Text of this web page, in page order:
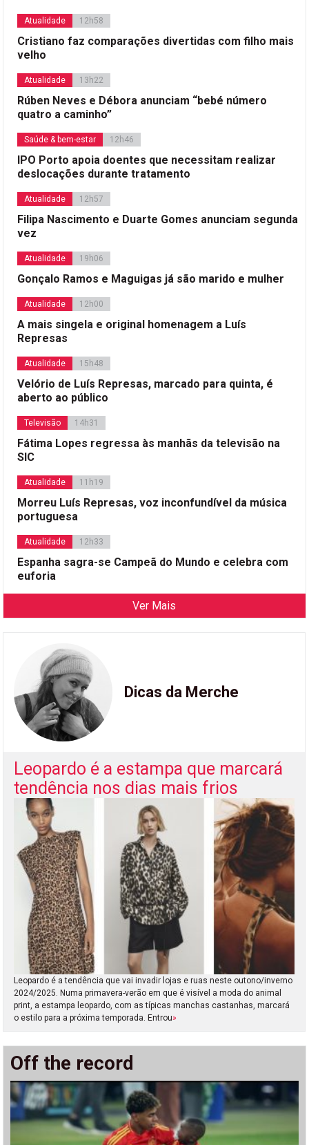
Atualidade 12h58
Cristiano faz comparações divertidas com filho mais
velho
Atualidade 13h22
Rúben Neves e Débora anunciam “bebé número
quatro a caminho”
Saúde & bem-estar 12h46
IPO Porto apoia doentes que necessitam realizar
deslocações durante tratamento
Atualidade 12h57
Filipa Nascimento e Duarte Gomes anunciam segunda
vez
Atualidade 19h06
Gonçalo Ramos e Maguigas já são marido e mulher
Atualidade 12h00
A mais singela e original homenagem a Luís
Represas
Atualidade 15h48
Velório de Luís Represas, marcado para quinta, é
aberto ao público
Televisão 14h31
Fátima Lopes regressa às manhãs da televisão na
SIC
Atualidade 11h19
Morreu Luís Represas, voz inconfundível da música
portuguesa
Atualidade 12h33
Espanha sagra-se Campeã do Mundo e celebra com
euforia
Ver Mais
Dicas da Merche
Leopardo é a estampa que marcará
tendência nos dias mais frios
Leopardo é a tendência que vai invadir lojas e ruas neste outono/inverno
2024/2025. Numa primavera-verão em que é visível a moda do animal
print, a estampa leopardo, com as típicas manchas castanhas, marcará
o estilo para a próxima temporada. Entrou»
Off the record